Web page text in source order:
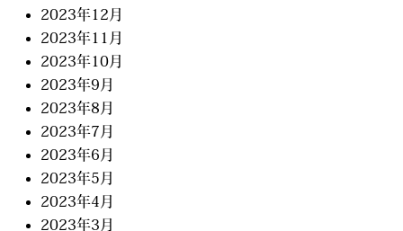
2023年12月
2023年11月
2023年10月
2023年9月
2023年8月
2023年7月
2023年6月
2023年5月
2023年4月
2023年3月